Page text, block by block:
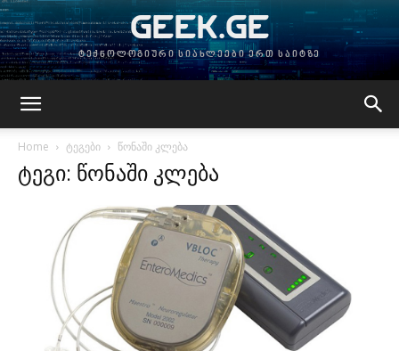
GEEK.GE
ტექნოლოგიური სიახლეები ერთ საიტზე
Home ტეგები წონაში კლება
ტეგი: წონაში კლება